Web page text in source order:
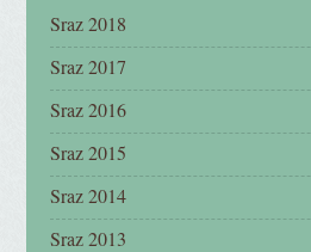
Sraz 2018
Sraz 2017
Sraz 2016
Sraz 2015
Sraz 2014
Sraz 2013